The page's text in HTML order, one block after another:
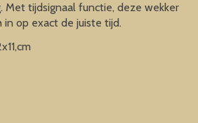
Met tijdsignaal functie, deze wekker
op exact de juiste tijd.